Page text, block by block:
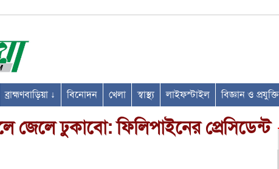
ব্রাহ্মণবাড়িয়া ↓ বিনোদন খেলা স্বাস্থ্য লাইফস্টাইল বিজ্ঞান ও প্রযুক্তি
জেলে ঢুকাবো: ফিলিপাইনের প্রেসিডেন্ট